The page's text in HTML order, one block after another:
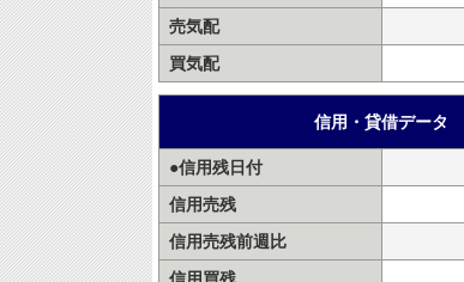
売気配
買気配
信用・貸借データ
●信用残日付
信用売残
信用売残前週比
信用買残